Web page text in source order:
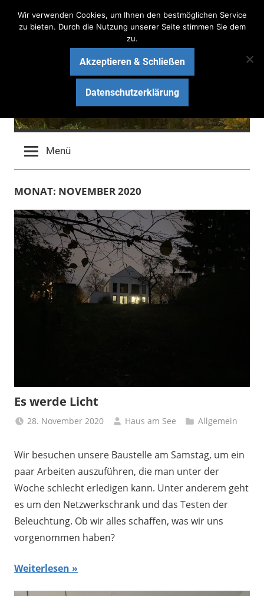
Inhalt
Haus am See Bau-Blog
Wir bauen ein schlüsselfertiges Massivhaus mit ARGE
HAUS
Menü
MONAT: NOVEMBER 2020
Es werde Licht
28. November 2020 Haus am See Allgemein
Wir besuchen unsere Baustelle am Samstag, um ein
paar Arbeiten auszuführen, die man unter der
Woche schlecht erledigen kann. Unter anderem geht
es um den Netzwerkschrank und das Testen der
Beleuchtung. Ob wir alles schaffen, was wir uns
vorgenommen haben?
Weiterlesen
Wir verwenden Cookies, um Ihnen den bestmöglichen Service
zu bieten. Durch die Nutzung unserer Seite stimmen Sie dem
zu.
Akzeptieren & Schließen
Datenschutzerklärung